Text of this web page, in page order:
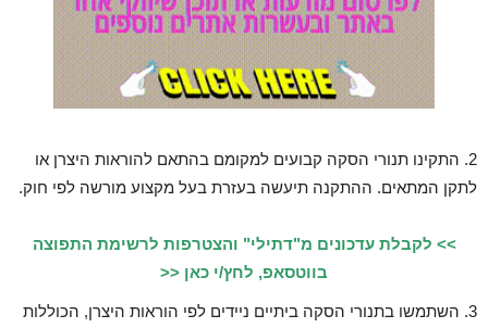
2. התקינו תנורי הסקה קבועים למקומם בהתאם להוראות היצרן או
לתקן המתאים. ההתקנה תיעשה בעזרת בעל מקצוע מורשה לפי חוק.
>> לקבלת עדכונים מ"דתילי" והצטרפות לרשימת התפוצה
בווטסאפ, לחץ/י כאן <<
3. השתמשו בתנורי הסקה ביתיים ניידים לפי הוראות היצרן, הכוללות